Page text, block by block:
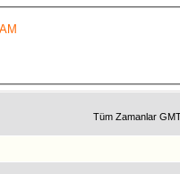
Tüm Zamanlar